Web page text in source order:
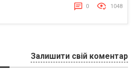
0 1048
Залишити свій коментар